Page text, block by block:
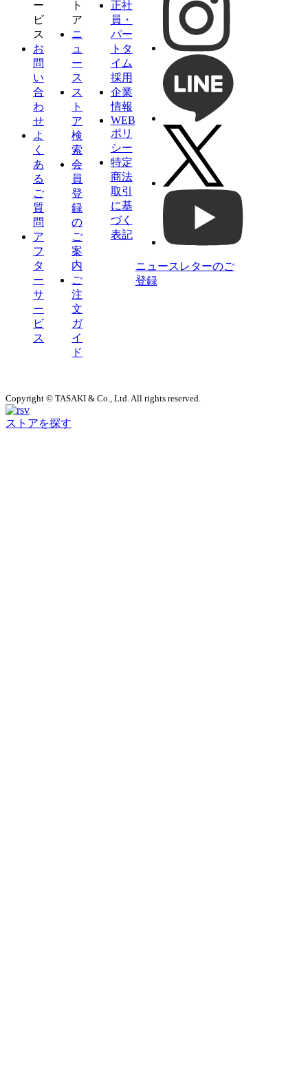
ー
ビ
ス
お
問
い
合
わ
せ
よ
く
あ
る
ご
質
問
ア
フ
タ
ー
サ
ー
ビ
ス
ト
ア
ニ
ュ
ー
ス
ス
ト
ア
検
索
会
員
登
録
の
ご
案
内
ご
注
文
ガ
イ
ド
正社
員・
パー
トタ
イム
採用
企業
情報
WEB
ポリ
シー
特定
商法
取引
に基
づく
表記
ニュースレターのご
登録
Copyright © TASAKI & Co., Ltd. All rights reserved.
ストアを探す